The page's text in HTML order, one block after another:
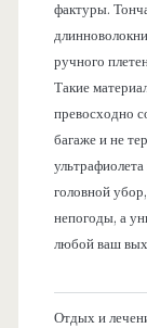
фактуры.
ручного
Такие
превосходно
багаже и не
головной
непогоды, а
любой ваш
Отдых и